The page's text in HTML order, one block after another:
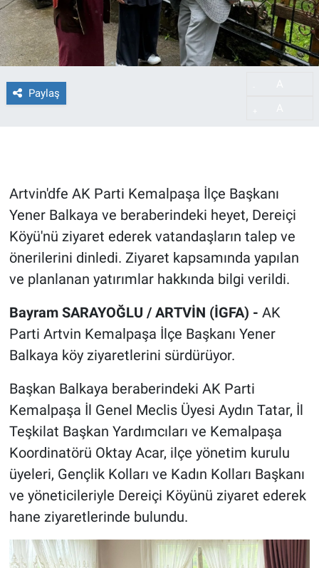
Paylaş
Artvin'dfe AK Parti Kemalpaşa İlçe Başkanı
Yener Balkaya ve beraberindeki heyet, Dereiçi
Köyü'nü ziyaret ederek vatandaşların talep ve
önerilerini dinledi. Ziyaret kapsamında yapılan
ve planlanan yatırımlar hakkında bilgi verildi.
Bayram SARAYOĞLU / ARTVİN (İGFA) - AK
Parti Artvin Kemalpaşa İlçe Başkanı Yener
Balkaya köy ziyaretlerini sürdürüyor.
Başkan Balkaya beraberindeki AK Parti
Kemalpaşa İl Genel Meclis Üyesi Aydın Tatar, İl
Teşkilat Başkan Yardımcıları ve Kemalpaşa
Koordinatörü Oktay Acar, ilçe yönetim kurulu
üyeleri, Gençlik Kolları ve Kadın Kolları Başkanı
ve yöneticileriyle Dereiçi Köyünü ziyaret ederek
hane ziyaretlerinde bulundu.